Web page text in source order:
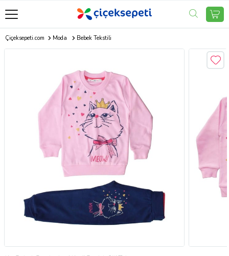
Çiçeksepeti.com Moda Bebek Tekstili